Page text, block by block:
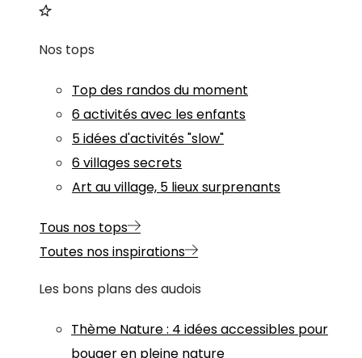
Nos tops
Top des randos du moment
6 activités avec les enfants
5 idées d'activités "slow"
6 villages secrets
Art au village, 5 lieux surprenants
Tous nos tops
Toutes nos inspirations
Les bons plans des audois
Thème Nature: 4 idées accessibles pour
bouger en pleine nature